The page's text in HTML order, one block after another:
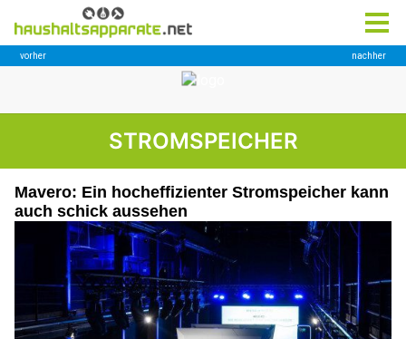
STROMSPEICHER
Mavero: Ein hocheffizienter Stromspeicher kann
auch schick aussehen